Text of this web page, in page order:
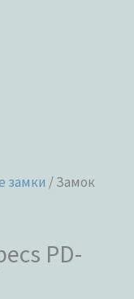
замки / Замок
PD-